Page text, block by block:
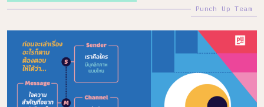
Punch Up Team